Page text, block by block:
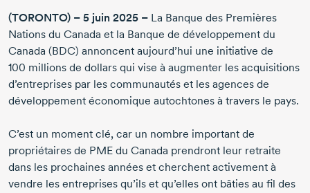
(TORONTO) – 5 juin 2025 – La Banque des Premières
Nations du Canada et la Banque de développement du
Canada (BDC) annoncent aujourd’hui une initiative de
100 millions de dollars qui vise à augmenter les acquisitions
d’entreprises par les communautés et les agences de
développement économique autochtones à travers le pays.
C’est un moment clé, car un nombre important de
propriétaires de PME du Canada prendront leur retraite
dans les prochaines années et cherchent activement à
vendre les entreprises qu’ils et qu’elles ont bâties au fil des